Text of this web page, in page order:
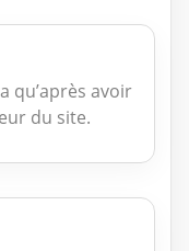
qu’après avoir
du site.